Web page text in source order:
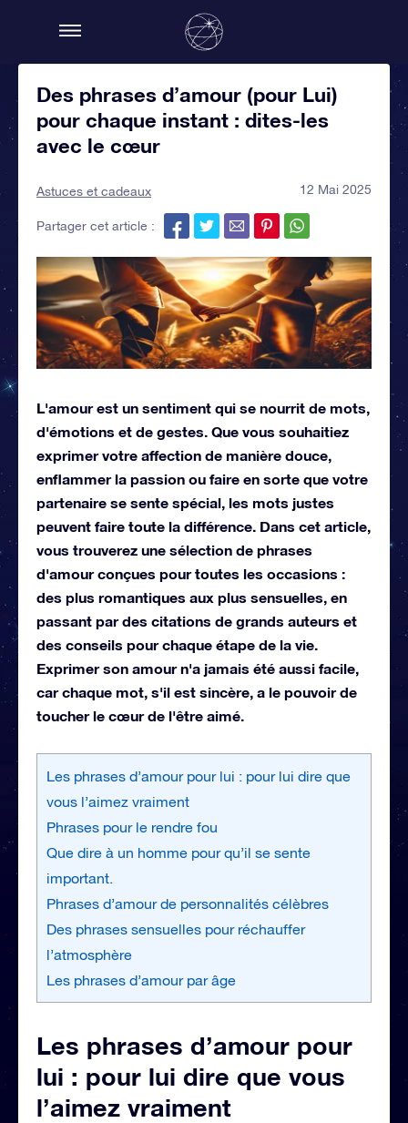
Des phrases d’amour (pour Lui)
pour chaque instant : dites-les
avec le cœur
Astuces et cadeaux 12 Mai 2025
Partager cet article :
L'amour est un sentiment qui se nourrit de mots,
d'émotions et de gestes. Que vous souhaitiez
exprimer votre affection de manière douce,
enflammer la passion ou faire en sorte que votre
partenaire se sente spécial, les mots justes
peuvent faire toute la différence. Dans cet article,
vous trouverez une sélection de phrases
d'amour conçues pour toutes les occasions :
des plus romantiques aux plus sensuelles, en
passant par des citations de grands auteurs et
des conseils pour chaque étape de la vie.
Exprimer son amour n'a jamais été aussi facile,
car chaque mot, s'il est sincère, a le pouvoir de
toucher le cœur de l'être aimé.
Les phrases d’amour pour lui : pour lui dire que
vous l’aimez vraiment
Phrases pour le rendre fou
Que dire à un homme pour qu’il se sente
important.
Phrases d’amour de personnalités célèbres
Des phrases sensuelles pour réchauffer
l’atmosphère
Les phrases d’amour par âge
Les phrases d’amour pour
lui : pour lui dire que vous
l’aimez vraiment